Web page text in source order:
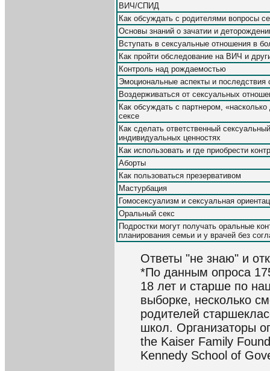
ВИЧ/СПИД
Как обсуждать с родителями вопросы
Основы знаний о зачатии и
Вступать в сексуальные отношения в
Как пройти обследование на ВИЧ и
Контроль над рождаемостью
Эмоциональные аспекты и последствия
Воздерживаться от сексуальных
Как обсуждать с партнером,
сексе
Как сделать ответственный
индивидуальных ценностях
Как использовать и где приобрести
Аборты
Как пользоваться презервативом
Мастурбация
Гомосексуализм и сексуальная
Оральный секс
Подростки могут получать оральные
планирования семьи и у врачей без
Ответы "не знаю" и
*По данным опроса
18 лет и старше по
выборке, несколько
родителей
школ. Организаторы
the Kaiser Family
Kennedy School of